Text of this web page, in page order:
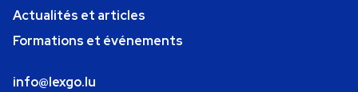
Actualités et articles
Formations et événements
info@lexgo.lu